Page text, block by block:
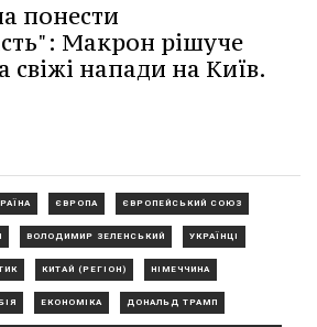
понести
Макрон рішуче
свіжі напади на Київ.
ЄВРОПА ЄВРОПЕЙСЬКИЙ СОЮЗ
ВОЛОДИМИР ЗЕЛЕНСЬКИЙ УКРАЇНЦІ
КИТАЙ (РЕГІОН) НІМЕЧЧИНА
ЕКОНОМІКА ДОНАЛЬД ТРАМП